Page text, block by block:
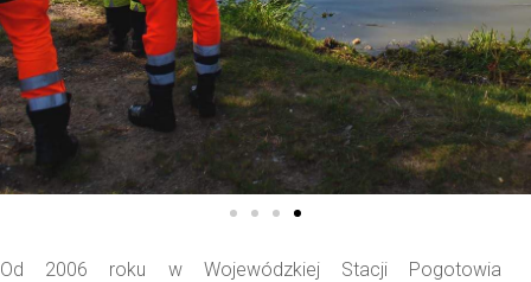
Od 2006 roku w Wojewódzkiej Stacji Pogotowia